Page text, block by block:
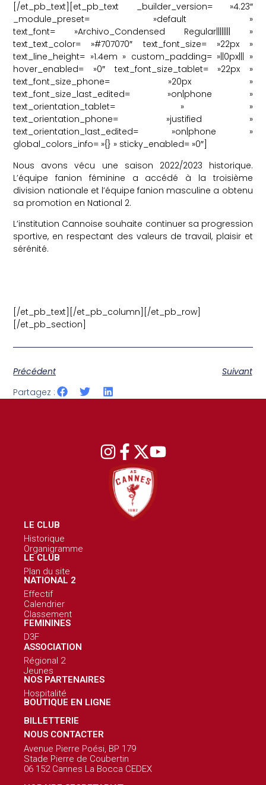
[/et_pb_text][et_pb_text _builder_version= »4.23″
_module_preset= »default »
text_font= »Archivo_Condensed Regular|||||||| »
text_text_color= »#707070″ text_font_size= »22px »
text_line_height= »1.4em » custom_padding= »||0px||| »
hover_enabled= »0″ text_font_size_tablet= »22px »
text_font_size_phone= »20px »
text_font_size_last_edited= »on|phone »
text_orientation_tablet= » »
text_orientation_phone= »justified »
text_orientation_last_edited= »on|phone »
global_colors_info= »{} » sticky_enabled= »0″]
Nous avons vécu une saison 2022/2023 historique.
L’équipe fanion féminine a accédé à la troisième
division nationale et l’équipe fanion masculine a obtenu
sa promotion en National 2.
L’institution Cannoise souhaite continuer sa progression
sportive, en respectant des valeurs de travail, plaisir et
sérénité.
[/et_pb_text][/et_pb_column][/et_pb_row]
[/et_pb_section]
Précédent
Suivant
Partagez :
LE CLUB
Historique
Organigramme
LE CLUB
Plan du site
NATIONAL 2
Effectif
Calendrier
Classement
FEMININES
D3F
ASSOCIATION
Régional 2
Jeunes
NOS PARTENAIRES
Hospitalité
BOUTIQUE EN LIGNE
BILLETTERIE
NOUS CONTACTER
Avenue Pierre Poési, BP 179
Stade Pierre de Coubertin
06 152 Cannes La Bocca CEDEX